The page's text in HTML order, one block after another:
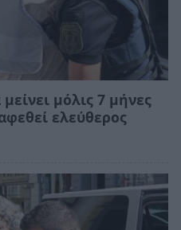
μόλις 7 μήνες
ελεύθερος